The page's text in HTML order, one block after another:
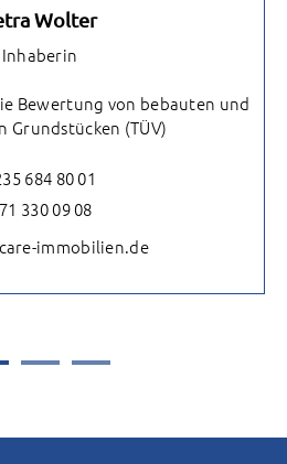
Wolter
Inhaberin
Bewertung von bebauten und
Grundstücken (TÜV)
684 80 01
330 09 08
immobilien.de